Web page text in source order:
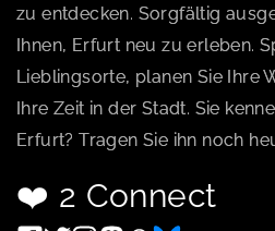
zu entdecken. Sorgfältig
Ihnen, Erfurt neu zu erleben.
Lieblingsorte, planen Sie Ihre
Ihre Zeit in der Stadt. Sie
Erfurt? Tragen Sie ihn noch
❤️ 2 Connect